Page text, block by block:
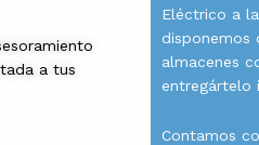
a tus
Eléctrico a
disponemos
almacenes
entregártelo
Contamos